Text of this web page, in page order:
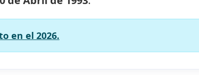
en el 2026.